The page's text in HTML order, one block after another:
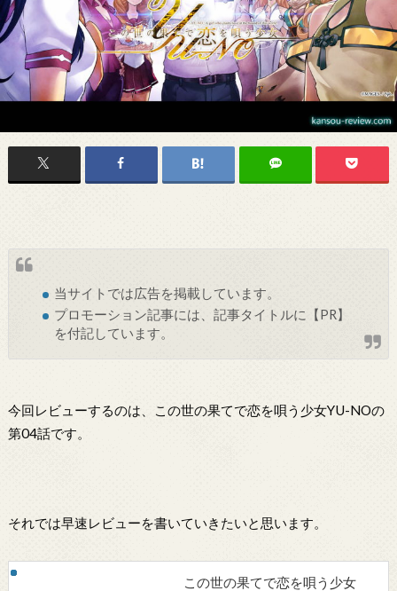
当サイトでは広告を掲載しています。
プロモーション記事には、記事タイトルに【PR】
を付記しています。
今回レビューするのは、この世の果てで恋を唄う少女YU-NOの
第04話です。
それでは早速レビューを書いていきたいと思います。
この世の果てで恋を唄う少女